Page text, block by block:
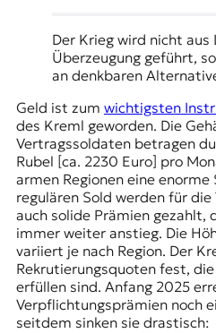
Der Krieg wird nicht
Überzeugung geführt,
an denkbaren
Geld ist zum wichtigsten
des Kreml geworden. Die
Vertragssoldaten betragen
Rubel [ca. 2230 Euro] pro
armen Regionen eine
regulären Sold werden für
auch solide Prämien gezahlt,
immer weiter anstieg. Die
variiert je nach Region. Der
Rekrutierungsquoten fest, die
erfüllen sind. Anfang 2025
Verpflichtungsprämien noch
seitdem sinken sie drastisch: